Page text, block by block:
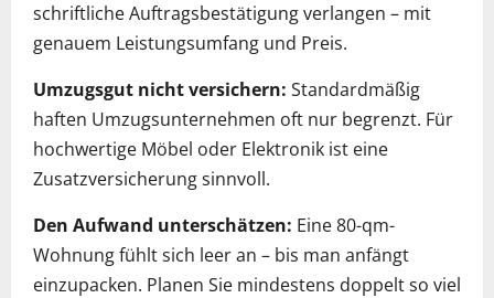
schriftliche Auftragsbestätigung verlangen – mit
genauem Leistungsumfang und Preis.
Umzugsgut nicht versichern: Standardmäßig
haften Umzugsunternehmen oft nur begrenzt. Für
hochwertige Möbel oder Elektronik ist eine
Zusatzversicherung sinnvoll.
Den Aufwand unterschätzen: Eine 80-qm-
Wohnung fühlt sich leer an – bis man anfängt
einzupacken. Planen Sie mindestens doppelt so viel